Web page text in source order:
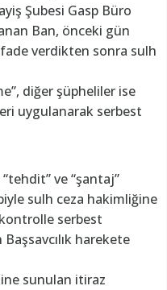
Şubesi Gasp Büro
Ban, önceki gün
verdikten sonra sulh
diğer şüpheliler ise
uygulanarak serbest
ve “şantaj”
sulh ceza hakimliğine
serbest
Başsavcılık harekete
sunulan itiraz